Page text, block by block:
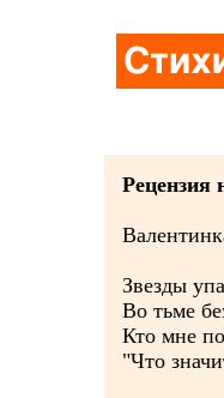
Рецензия
Звезды
Во тьме
Кто мне
"Что